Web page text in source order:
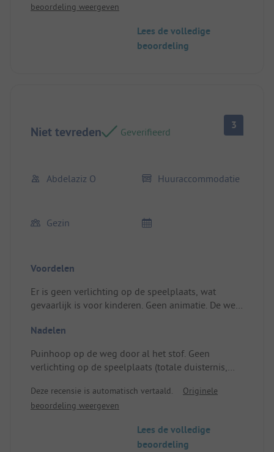
beoordeling weergeven
Lees de volledige
beoordeling
Niet tevreden Geverifieerd
3
Abdelaziz O Huuraccommodatie
Gezin
Voordelen
Er is geen verlichting op de speelplaats, wat
gevaarlijk is voor kinderen. Geen animatie. De weg
zand... een groot verschil met de Palmeraie (ik
veranderd). Locatie/Huuraccommodatie: De
camping is op het eerste gezicht top en het terrein
is goed.
Nadelen
Puinhoop op de weg door al het stof. Geen
verlichting op de speelplaats (totale duisternis,
de bomen samengebracht (brandgevaar).
Deze recensie is automatisch vertaald.
Originele
beoordeling weergeven
Lees de volledige
beoordeling